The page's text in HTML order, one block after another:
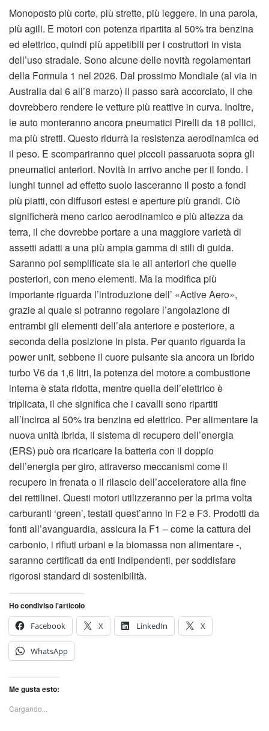
Monoposto più corte, più strette, più leggere. In una parola,
più agili. E motori con potenza ripartita al 50% tra benzina
ed elettrico, quindi più appetibili per i costruttori in vista
dell’uso stradale. Sono alcune delle novità regolamentari
della Formula 1 nel 2026. Dal prossimo Mondiale (al via in
Australia dal 6 all’8 marzo) il passo sarà accorciato, il che
dovrebbero rendere le vetture più reattive in curva. Inoltre,
le auto monteranno ancora pneumatici Pirelli da 18 pollici,
ma più stretti. Questo ridurrà la resistenza aerodinamica ed
il peso. E scompariranno quei piccoli passaruota sopra gli
pneumatici anteriori. Novità in arrivo anche per il fondo. I
lunghi tunnel ad effetto suolo lasceranno il posto a fondi
più piatti, con diffusori estesi e aperture più grandi. Ciò
significherà meno carico aerodinamico e più altezza da
terra, il che dovrebbe portare a una maggiore varietà di
assetti adatti a una più ampia gamma di stili di guida.
Saranno poi semplificate sia le ali anteriori che quelle
posteriori, con meno elementi. Ma la modifica più
importante riguarda l’introduzione dell’ «Active Aero»,
grazie al quale si potranno regolare l’angolazione di
entrambi gli elementi dell’ala anteriore e posteriore, a
seconda della posizione in pista. Per quanto riguarda la
power unit, sebbene il cuore pulsante sia ancora un ibrido
turbo V6 da 1,6 litri, la potenza del motore a combustione
interna è stata ridotta, mentre quella dell’elettrico è
triplicata, il che significa che i cavalli sono ripartiti
all’incirca al 50% tra benzina ed elettrico. Per alimentare la
nuova unità ibrida, il sistema di recupero dell’energia
(ERS) può ora ricaricare la batteria con il doppio
dell’energia per giro, attraverso meccanismi come il
recupero in frenata o il rilascio dell’acceleratore alla fine
dei rettilinei. Questi motori utilizzeranno per la prima volta
carburanti ‘green’, testati quest’anno in F2 e F3. Prodotti da
fonti all’avanguardia, assicura la F1 – come la cattura del
carbonio, i rifiuti urbani e la biomassa non alimentare -,
saranno certificati da enti indipendenti, per soddisfare
rigorosi standard di sostenibilità.
Ho condiviso l'articolo
Facebook
X LinkedIn X
WhatsApp
Me gusta esto:
Cargando...